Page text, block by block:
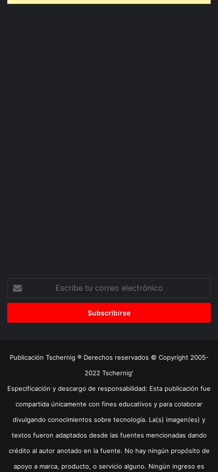
correo
Publicación Tschernig ® Derechos reservados © Copyright 2005-
2022 Tschernig'
Especificación y descargo de responsabilidad: Esta publicación fue
compartida únicamente con fines educativos y para colaborar
divulgando conocimientos sobre tecnología. La(s) imagen(es) y
textos fueron adaptados desde las fuentes mencionadas dando
crédito al autor anotado en la fuente. No hay ningún propósito de
apoyo a marca, producto, o servicio alguno. Ningún ingreso es